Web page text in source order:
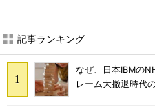
記事ランキング
なぜ、日本IBMの
レーム大撤退時代